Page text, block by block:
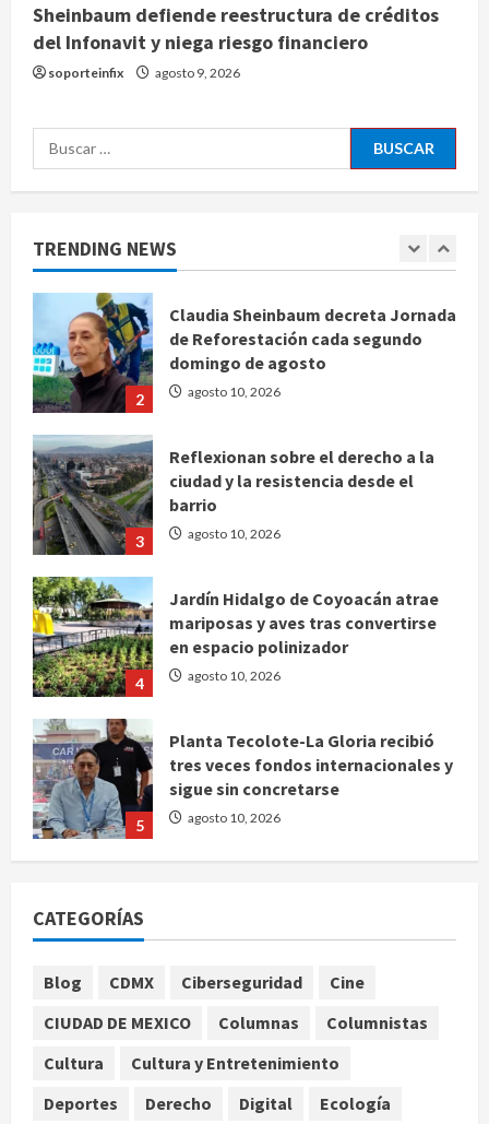
Sheinbaum defiende reestructura de créditos
del Infonavit y niega riesgo financiero
soporteinfix agosto 9, 2026
Buscar:
TRENDING NEWS
5
tres veces fondos internacionales y
sigue sin concretarse
agosto 10, 2026
Se registran 43 mil 619 aspirantes
para el examen de ingreso a la
UNAM
2
de Reforestación cada segundo
domingo de agosto
agosto 10, 2026
3
ciudad y la resistencia desde el
barrio
agosto 10, 2026
4
mariposas y aves tras convertirse
en espacio polinizador
agosto 10, 2026
5
tres veces fondos internacionales y
sigue sin concretarse
agosto 10, 2026
1
Claudia Sheinbaum decreta Jornada
de Reforestación cada segundo
agosto 10, 2026
CATEGORÍAS
Blog CDMX Ciberseguridad
Cine
CIUDAD DE MEXICO
Columnas
Columnistas
Cultura
Cultura y Entretenimiento
Deportes
Derecho Digital Ecología